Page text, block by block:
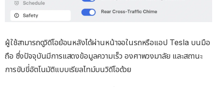
ผู้ใช้สามารถดูวิดีโอย้อนหลังได้ผ่านหน้าจอในรถหรือแอป Tesla บนมือ
ถือ ซึ่งปัจจุบันมีการแสดงข้อมูลความเร็ว องศาพวงมาลัย และสถานะ
การขับขี่อัตโนมัติแบบเรียลไทม์บนวิดีโอด้วย